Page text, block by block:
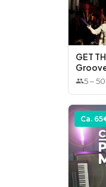
GET
5–
Ca. 65